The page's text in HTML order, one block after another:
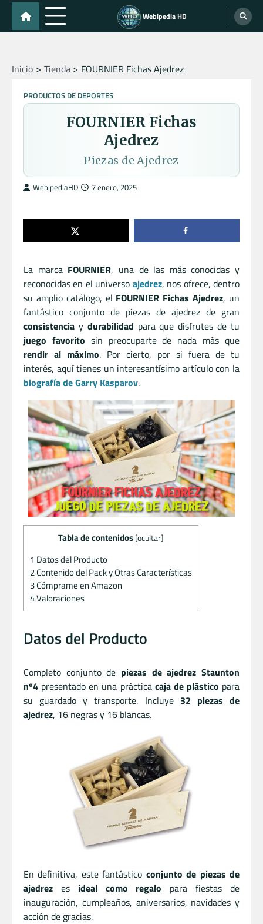
Skip
content
Webipedia HD
Inicio Tienda FOURNIER Fichas Ajedrez
PRODUCTOS DE DEPORTES
FOURNIER Fichas
Ajedrez
Piezas de Ajedrez
WebipediaHD 7 enero, 2025
La marca FOURNIER, una de las más conocidas y
reconocidas en el universo ajedrez, nos ofrece, dentro
su amplio catálogo, el FOURNIER Fichas Ajedrez, un
fantástico conjunto de piezas de ajedrez de gran
consistencia y durabilidad para que disfrutes de tu
juego favorito sin preocuparte de nada más que
rendir al máximo. Por cierto, por si fuera de tu
interés, aquí tienes un interesantísimo artículo con la
biografía de Garry Kasparov.
Tabla de contenidos [ocultar]
1 Datos del Producto
2Contenido del Pack y Otras Características
3Cómprame en Amazon
4Valoraciones
Datos del Producto
Completo conjunto de piezas de ajedrez Staunton
nº4 presentado en una práctica caja de plástico para
su guardado y transporte. Incluye 32 piezas de
ajedrez, 16 negras y 16 blancas.
En definitiva, este fantástico conjunto de piezas de
ajedrez es ideal como regalo para fiestas de
inauguración, cumpleaños, aniversarios, navidades y
acción de gracias.